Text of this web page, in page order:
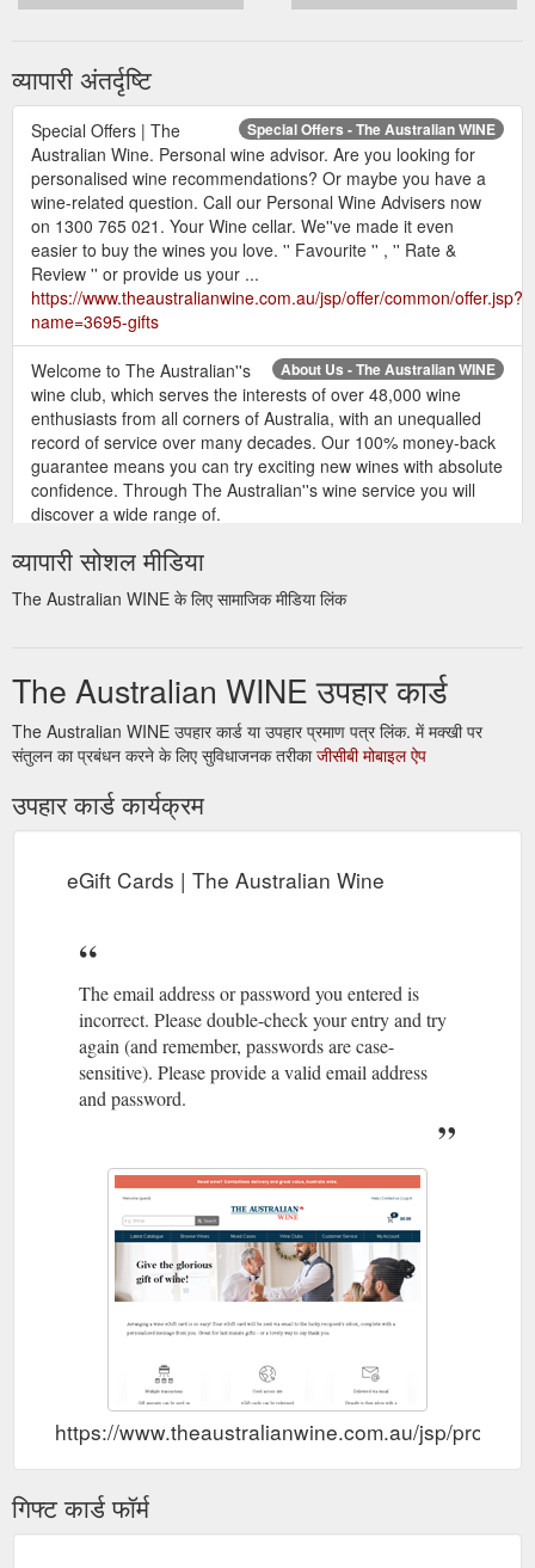
व्यापारी अंतर्दृष्टि
Special Offers - The Australian WINE
Special Offers | The
Australian Wine. Personal wine advisor. Are you looking for
personalised wine recommendations? Or maybe you have a
wine-related question. Call our Personal Wine Advisers now
on 1300 765 021. Your Wine cellar. We''ve made it even
easier to buy the wines you love. '' Favourite '' , '' Rate &
Review '' or provide us your ...
https://www.theaustralianwine.com.au/jsp/offer/common/offer.jsp?
name=3695-gifts
About Us - The Australian WINE
Welcome to The Australian''s
wine club, which serves the interests of over 48,000 wine
enthusiasts from all corners of Australia, with an unequalled
record of service over many decades. Our 100% money-back
guarantee means you can try exciting new wines with absolute
confidence. Through The Australian''s wine service you will
discover a wide range of.
content=aboutus
व्यापारी सोशल मीडिया
The Australian WINE के लिए सामाजिक मीडिया लिंक
The Australian WINE उपहार कार्ड
The Australian WINE उपहार कार्ड या उपहार प्रमाण पत्र लिंक. में मक्खी पर
संतुलन का प्रबंधन करने के लिए सुविधाजनक तरीकाजीसीबी मोबाइल ऐप
उपहार कार्ड कार्यक्रम
eGift Cards | The Australian Wine
The email address or password you entered is
incorrect. Please double-check your entry and try
again (and remember, passwords are case-
sensitive). Please provide a valid email address
and password.
https://www.theaustralianwine.com.au/jsp/
गिफ्ट कार्ड फॉर्म